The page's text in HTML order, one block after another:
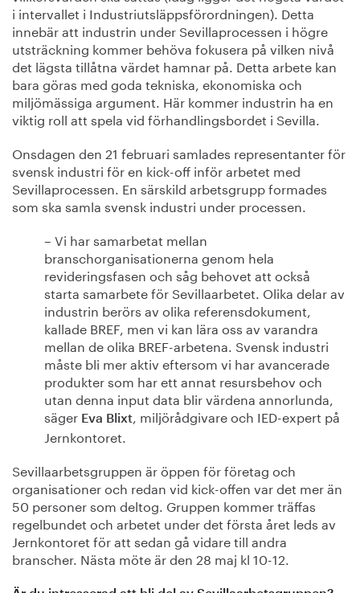
i intervallet i Industriutsläppsförordningen). Detta
innebär att industrin under Sevillaprocessen i högre
utsträckning kommer behöva fokusera på vilken nivå
det lägsta tillåtna värdet hamnar på. Detta arbete kan
bara göras med goda tekniska, ekonomiska och
miljömässiga argument. Här kommer industrin ha en
viktig roll att spela vid förhandlingsbordet i Sevilla.
Onsdagen den 21 februari samlades representanter för
svensk industri för en kick-off inför arbetet med
Sevillaprocessen. En särskild arbetsgrupp formades
som ska samla svensk industri under processen.
– Vi har samarbetat mellan
branschorganisationerna genom hela
revideringsfasen och såg behovet att också
starta samarbete för Sevillaarbetet. Olika delar av
industrin berörs av olika referensdokument,
kallade BREF, men vi kan lära oss av varandra
mellan de olika BREF-arbetena. Svensk industri
måste bli mer aktiv eftersom vi har avancerade
produkter som har ett annat resursbehov och
utan denna input data blir värdena annorlunda,
säger Eva Blixt, miljörådgivare och IED-expert på
Jernkontoret.
Sevillaarbetsgruppen är öppen för företag och
organisationer och redan vid kick-offen var det mer än
50 personer som deltog. Gruppen kommer träffas
regelbundet och arbetet under det första året leds av
Jernkontoret för att sedan gå vidare till andra
branscher. Nästa möte är den 28 maj kl 10-12.